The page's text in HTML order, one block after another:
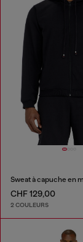
CHF 129,00
2 COULEURS